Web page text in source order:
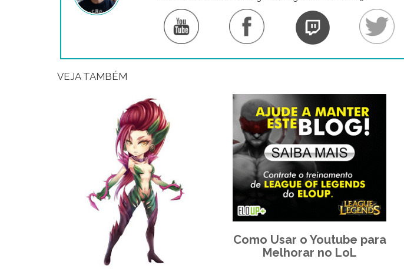
VEJA TAMBÉM
Como Usar o Youtube para
Melhorar no LoL